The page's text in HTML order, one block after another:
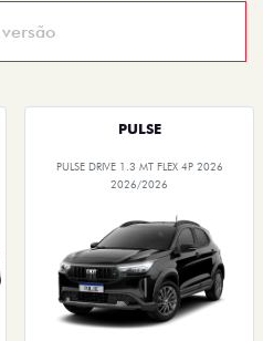
PULSE
PULSE DRIVE 1.3 MT FLEX 4P 2026
2026/2026